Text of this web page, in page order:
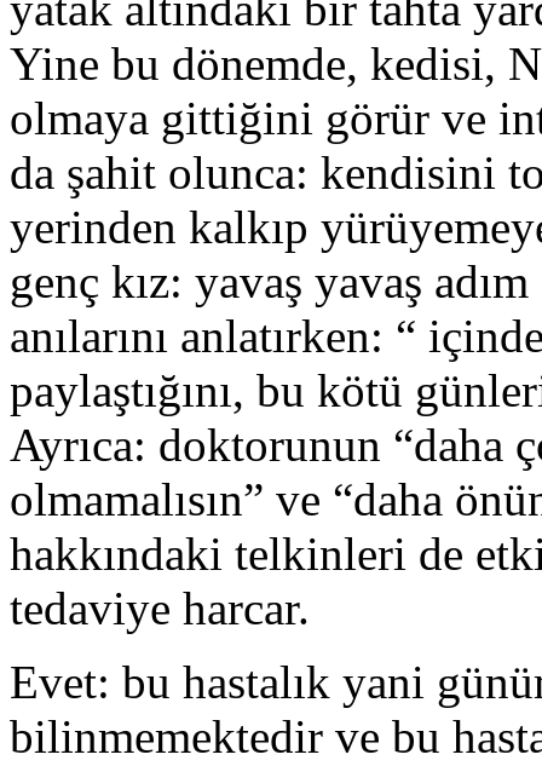
Yine bu dönemde, kedisi,
olmaya gittiğini görür ve
da şahit olunca: kendisini
yerinden kalkıp
genç kız: yavaş yavaş
anılarını anlatırken: “
paylaştığını, bu kötü
Ayrıca: doktorunun “daha
olmamalısın” ve “daha
hakkındaki telkinleri de
tedaviye harcar.
Evet: bu hastalık yani
bilinmemektedir ve bu